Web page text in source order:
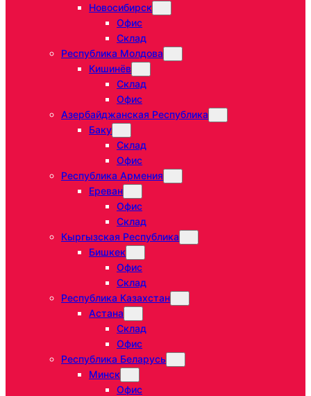
Новосибирск
Офис
Склад
Республика Молдова
Кишинёв
Склад
Офис
Азербайджанская Республика
Баку
Склад
Офис
Республика Армения
Ереван
Офис
Склад
Кыргызская Республика
Бишкек
Офис
Склад
Республика Казахстан
Астана
Склад
Офис
Республика Беларусь
Минск
Офис